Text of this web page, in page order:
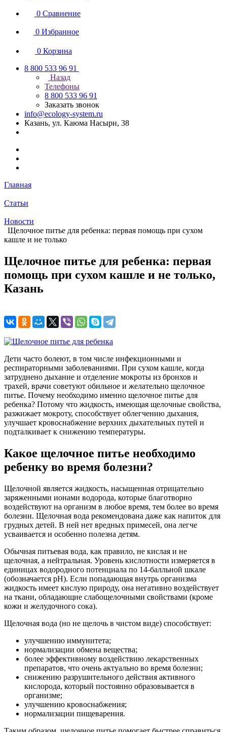
0 Сравнение
0 Избранное
0 Корзина
8 800 533 96 91
Назад
Телефоны
8 800 533 96 91
Заказать звонок
info@ecology-system.ru
Казань, ул. Каюма Насыри, 38
Главная
Статьи
Новости
Щелочное питье для ребенка: первая помощь при сухом
кашле и не только
Щелочное питье для ребенка: первая
помощь при сухом кашле и не только,
Казань
Дети часто болеют, в том числе инфекционными и
респираторными заболеваниями. При сухом кашле, когда
затруднено дыхание и отделение мокроты из бронхов и
трахей, врачи советуют обильное и желательно щелочное
питье. Почему необходимо именно щелочное питье для
ребенка? Потому что жидкость, имеющая щелочные свойства,
разжижает мокроту, способствует облегчению дыхания,
улучшает кровоснабжение верхних дыхательных путей и
подталкивает к снижению температуры.
Какое щелочное питье необходимо
ребенку во время болезни?
Щелочной является жидкость, насыщенная отрицательно
заряженными ионами водорода, которые благотворно
воздействуют на организм в любое время, тем более во время
болезни. Щелочная вода рекомендована даже как напиток для
грудных детей. В ней нет вредных примесей, она легче
усваивается и особенно полезна детям.
Обычная питьевая вода, как правило, не кислая и не
щелочная, а нейтральная. Уровень кислотности измеряется в
единицах водородного потенциала по 14-балльной шкале
(обозначается pH). Если попадающая внутрь организма
жидкость имеет кислую природу, она негативно воздействует
на ткани, обладающие слабощелочными свойствами (кроме
кожи и желудочного сока).
Щелочная вода (но не щелочь в чистом виде) способствует:
улучшению иммунитета;
нормализации обмена вещества;
более эффективному воздействию лекарственных
препаратов, что очень актуально во время болезни;
снижению разрушительного действия активного
кислорода, который постоянно образовывается в
организме;
улучшению кровоснабжения;
нормализации пищеварения.